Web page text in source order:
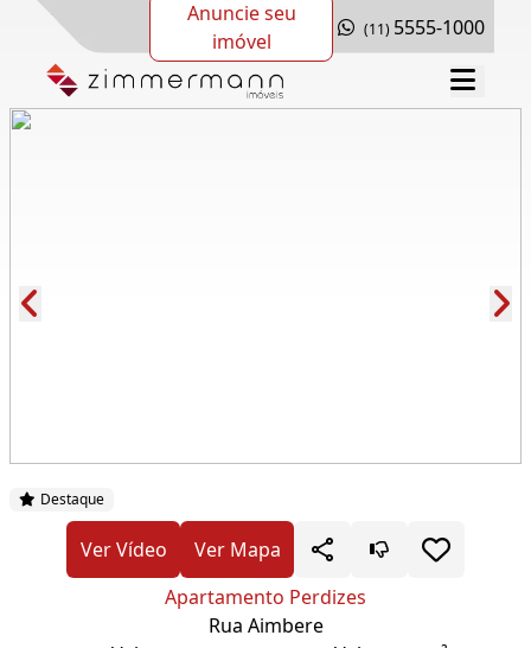
Anuncie seu
imóvel
(11) 5555-1000
Destaque
Ver Vídeo
Ver Mapa
Apartamento Perdizes
Rua Aimbere